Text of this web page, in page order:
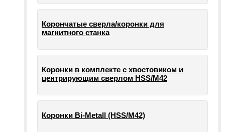
Корончатые сверла/коронки для
магнитного станка
Коронки в комплекте с хвостовиком и
центрирующим сверлом HSS/М42
Коронки Bi-Metall (HSS/М42)